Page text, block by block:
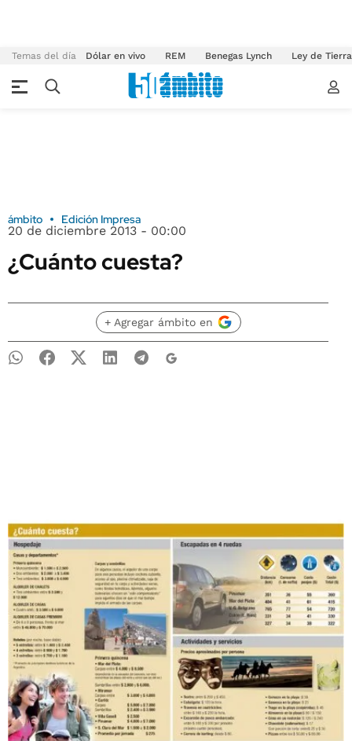
Temas del día Dólar en vivo REM Benegas Lynch Ley de
ámbito Edición Impresa
20 de diciembre 2013 - 00:00
¿Cuánto cuesta?
+ Agregar ámbito en